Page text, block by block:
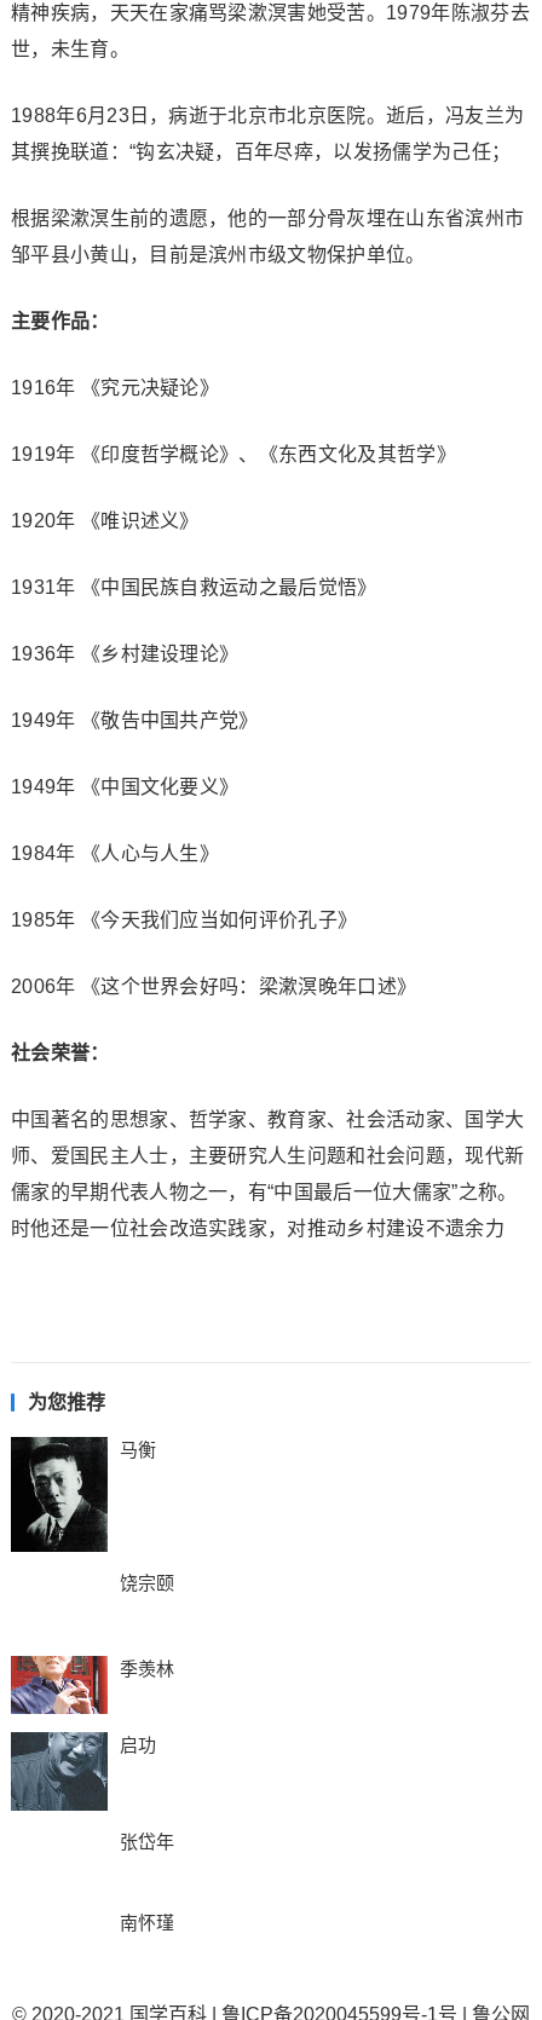
精神疾病，天天在家痛骂梁漱溟害她受苦。1979年陈淑芬去
世，未生育。
1988年6月23日，病逝于北京市北京医院。逝后，冯友兰为
其撰挽联道：“钩玄决疑，百年尽瘁，以发扬儒学为己任；
根据梁漱溟生前的遗愿，他的一部分骨灰埋在山东省滨州市
邹平县小黄山，目前是滨州市级文物保护单位。
主要作品：
1916年 《究元决疑论》
1919年 《印度哲学概论》、《东西文化及其哲学》
1920年 《唯识述义》
1931年 《中国民族自救运动之最后觉悟》
1936年 《乡村建设理论》
1949年 《敬告中国共产党》
1949年 《中国文化要义》
1984年 《人心与人生》
1985年 《今天我们应当如何评价孔子》
2006年 《这个世界会好吗：梁漱溟晚年口述》
社会荣誉：
中国著名的思想家、哲学家、教育家、社会活动家、国学大
师、爱国民主人士，主要研究人生问题和社会问题，现代新
儒家的早期代表人物之一，有“中国最后一位大儒家”之称。
时他还是一位社会改造实践家，对推动乡村建设不遗余力
为您推荐
马衡
饶宗颐
季羡林
启功
张岱年
南怀瑾
© 2020-2021 国学百科 鲁ICP备2020045599号-1号 鲁公网